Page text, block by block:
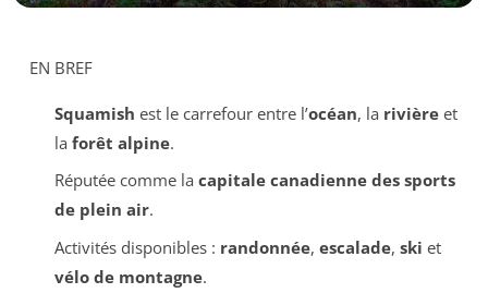
EN BREF
Squamish est le carrefour entre l’océan, la rivièreet
la forêt alpine.
Réputée comme la capitale canadienne des sports
de plein air.
Activités disponibles : randonnée, escalade, ski et
vélo de montagne.